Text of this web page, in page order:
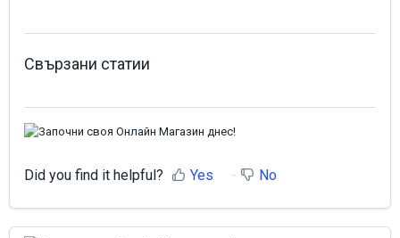
Свързани статии
Did you find it helpful? Yes No